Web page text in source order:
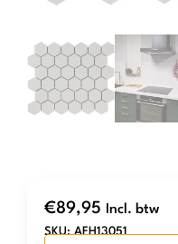
€89,95 Incl. btw
SKU: AFH13051